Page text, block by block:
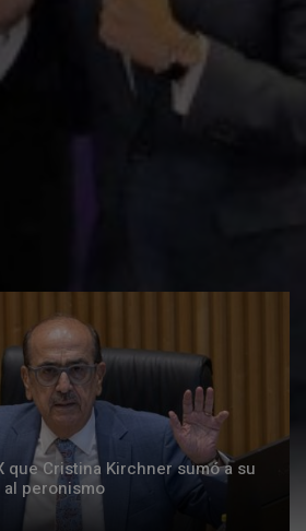
que Cristina Kirchner sumó a su
peronismo